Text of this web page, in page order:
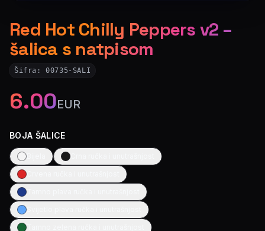
Red Hot Chilly Peppers v2 –
šalica s natpisom
Šifra:00735-SALI
6.00EUR
BOJA ŠALICE